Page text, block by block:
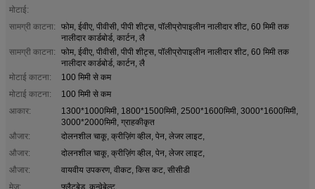
मोटाई:
सामग्री काटना:
फोम, ईवीए, पीवीसी, पीपी शीट्स, पॉलीप्रोपाइलीन नालीदार शीट, 60 मिमी तक
नालीदार कार्डबोर्ड, कार्टन, लै
सामग्री काटना:
फोम, ईवीए, पीवीसी, पीपी शीट्स, पॉलीप्रोपाइलीन नालीदार शीट, 60 मिमी तक
नालीदार कार्डबोर्ड, कार्टन, लै
मोटाई काटना:
100 मिमी से कम
मोटाई काटना:
100 मिमी से कम
आकार:
1300*1000मिमी, 1800*1500मिमी, 2500*1600मिमी, 3000*1600मिमी,
3000*2000मिमी, ग्राहकीकृत
औजार:
दोलनशील चाकू, क्रीज़िंग व्हील, पेन, लेजर लाइट,
औजार:
दोलनशील चाकू, क्रीज़िंग व्हील, पेन, लेजर लाइट,
औजार:
वायवीय उपकरण, वीकट, किस कट, सीसीडी
मेज:
फ्लैटबेड, कन्वेबेल्ट,